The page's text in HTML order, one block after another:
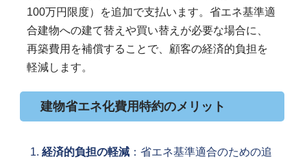
100万円限度）を追加で支払います。省エネ基準適
合建物への建て替えや買い替えが必要な場合に、
再築費用を補償することで、顧客の経済的負担を
軽減します。
建物省エネ化費用特約のメリット
経済的負担の軽減：省エネ基準適合のための追